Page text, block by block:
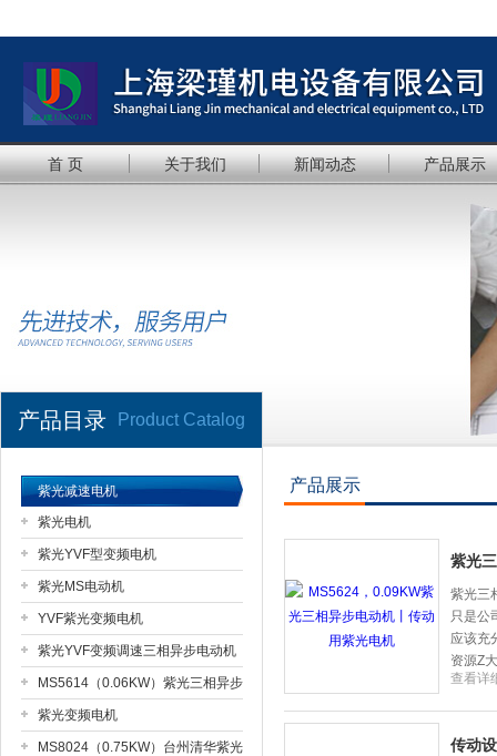
上海市梁瑾机电设备有限公司
首 页 关于我们 新闻动态 产品展示
产品目录 Product Catalog
紫光减速电机
紫光电机
紫光YVF型变频电机
紫光MS电动机
YVF紫光变频电机
紫光YVF变频调速三相异步电动机
MS5614（0.06KW）紫光三相异步
电机
紫光变频电机
MS8024（0.75KW）台州清华紫光
产品展示
紫光
紫光三
只是公
应该充
资源Z
查看详
传动